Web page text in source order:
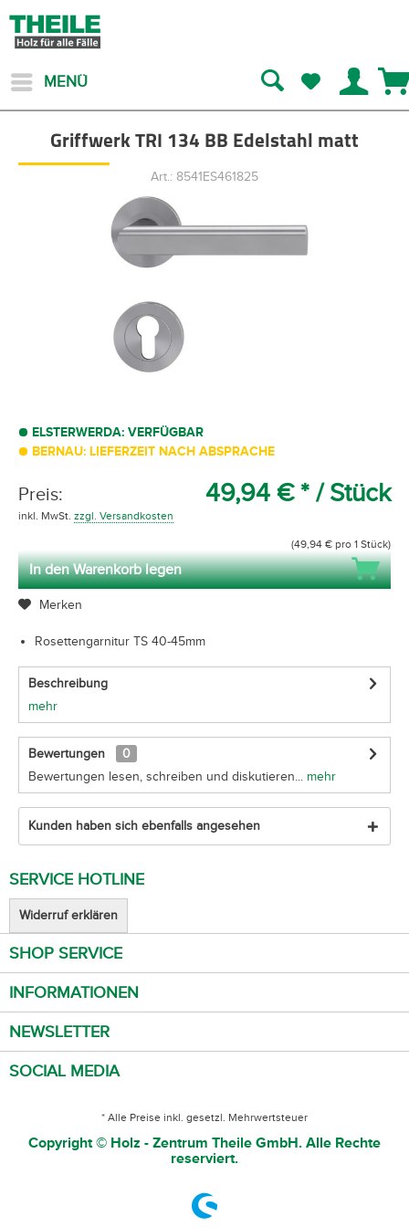
MENÜ
Griffwerk TRI 134 BB Edelstahl matt
Art.: 8541ES461825
ELSTERWERDA: VERFÜGBAR
BERNAU: LIEFERZEIT NACH ABSPRACHE
Preis: 49,94 € * / Stück
inkl. MwSt. zzgl. Versandkosten
(49,94 € pro 1 Stück)
In den Warenkorb legen
Merken
Rosettengarnitur TS 40-45mm
Beschreibung
mehr
Bewertungen
0
Bewertungen lesen, schreiben und diskutieren... mehr
Kunden haben sich ebenfalls angesehen
SERVICE HOTLINE
Widerruf erklären
SHOP SERVICE
INFORMATIONEN
NEWSLETTER
SOCIAL MEDIA
* Alle Preise inkl. gesetzl. Mehrwertsteuer
Copyright © Holz - Zentrum Theile GmbH. Alle Rechte
reserviert.